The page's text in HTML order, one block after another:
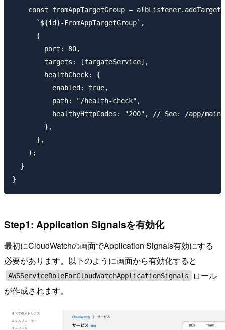
const fromAppTargetGroup =
      `${id}-FromAppTargetGroup`,
      {
        port: 80,
        targets: [fargateService],
        healthCheck: {
          enabled: true,
          path: "/health-check",
healthyHttpCodes: "200", // See: /app/
        },
      },
    );
  }
Step1: Application Signalsを有効化
最初にCloudWatchの画面でApplication Signals有効にする
必要があります。以下のように画面から有効化すると
AWSServiceRoleForCloudWatchApplicationSignals
ロール
が作成されます。